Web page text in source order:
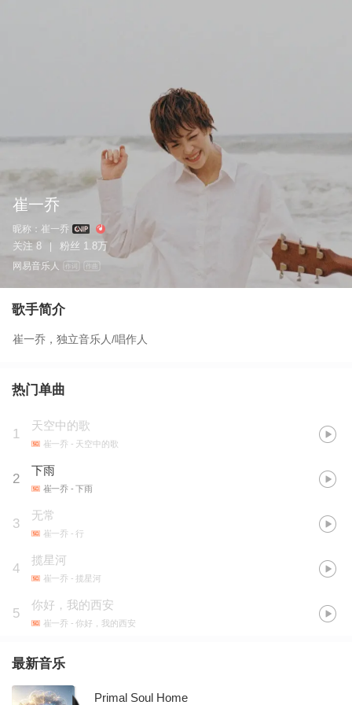
崔一乔
昵称： 崔一乔
关注 8 粉丝 1.8万
网易音乐人 作词 作曲
歌手简介
崔一乔，独立音乐人/唱作人
热门单曲
1
天空中的歌
崔一乔 - 天空中的歌
2
下雨
崔一乔 - 下雨
3
无常
崔一乔 - 行
4
揽星河
崔一乔 - 揽星河
5
你好，我的西安
崔一乔 - 你好，我的西安
最新音乐
Primal Soul Home